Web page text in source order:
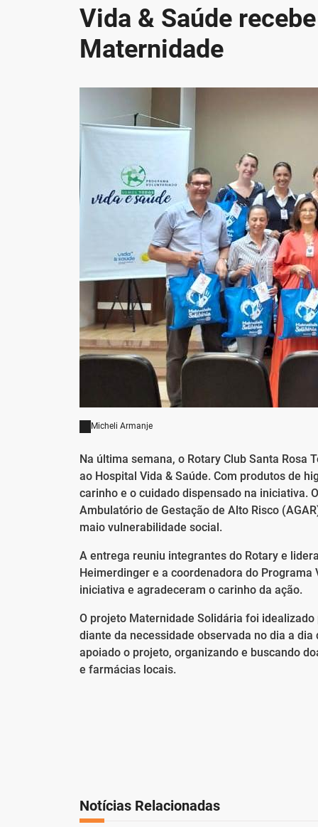
Vida & Saúde
Maternidade
Micheli Armanje
Na última semana, o Rotary Club Santa
ao Hospital Vida & Saúde. Com produtos de
carinho e o cuidado dispensado na iniciativa.
Ambulatório de Gestação de Alto Risco
maio vulnerabilidade social.
A entrega reuniu integrantes do Rotary e
Heimerdinger e a coordenadora do
iniciativa e agradeceram o carinho da ação.
O projeto Maternidade Solidária foi
diante da necessidade observada no dia a
apoiado o projeto, organizando e buscando
e farmácias locais.
Notícias Relacionadas